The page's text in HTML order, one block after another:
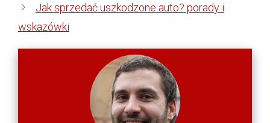
Jak sprzedać uszkodzone auto? porady i
wskazówki